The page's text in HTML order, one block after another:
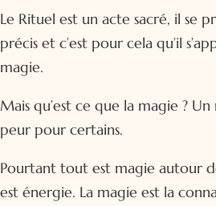
Le Rituel est un acte sacré, il se
précis et c’est pour cela qu’il
magie.
Mais qu’est ce que la magie ?
peur pour certains.
Pourtant tout est magie autour
est énergie. La magie est la